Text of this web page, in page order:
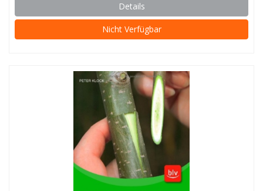
Details
Nicht Verfügbar